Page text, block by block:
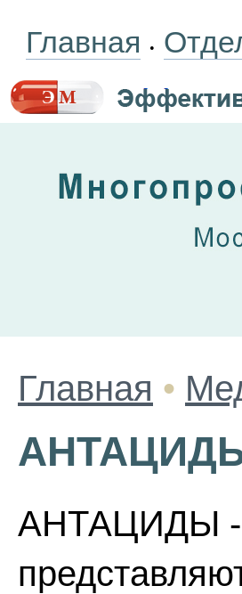
Главная •
Главная •
АНТАЦИДЫ -